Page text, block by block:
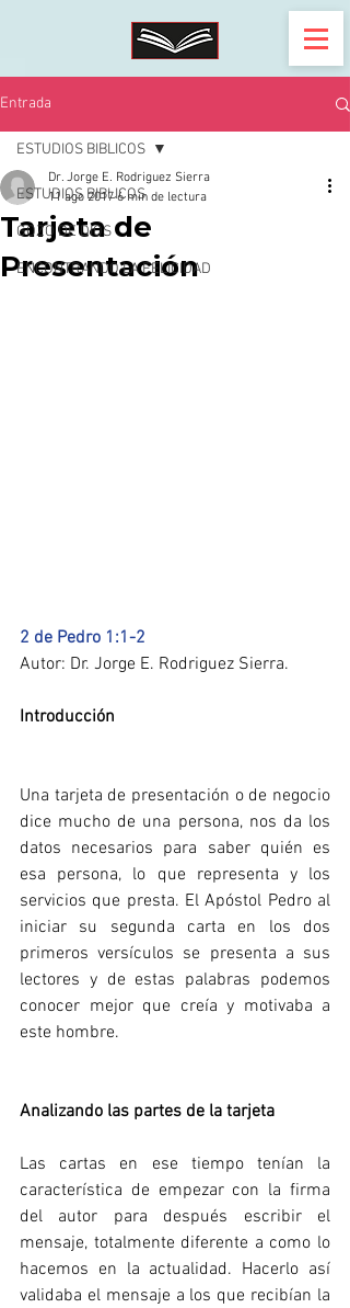
Entrada
ESTUDIOS BIBLICOS
GOZO DE DIOS
ENCONTRANDO LA FELICIDAD
ESTUDIOS BIBLICOS
Tarjeta de
Presentación
Dr. Jorge E. Rodriguez Sierra
11 ago 2017 6 min de lectura
2 de Pedro 1:1-2
Autor: Dr. Jorge E. Rodriguez Sierra.
Introducción
Una tarjeta de presentación o de negocio
dice mucho de una persona, nos da los
datos necesarios para saber quién es
esa persona, lo que representa y los
servicios que presta. El Apóstol Pedro al
iniciar su segunda carta en los dos
primeros versículos se presenta a sus
lectores y de estas palabras podemos
conocer mejor que creía y motivaba a
este hombre.
Analizando las partes de la tarjeta
Las cartas en ese tiempo tenían la
característica de empezar con la firma
del autor para después escribir el
mensaje, totalmente diferente a como lo
hacemos en la actualidad. Hacerlo así
validaba el mensaje a los que recibían la